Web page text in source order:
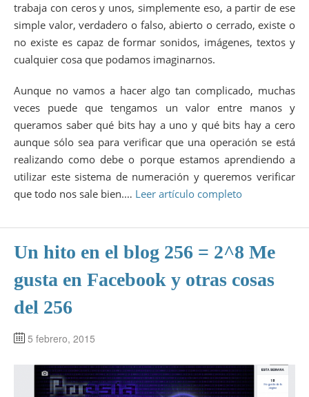
trabaja con ceros y unos, simplemente eso, a partir de ese
simple valor, verdadero o falso, abierto o cerrado, existe o
no existe es capaz de formar sonidos, imágenes, textos y
cualquier cosa que podamos imaginarnos.
Aunque no vamos a hacer algo tan complicado, muchas
veces puede que tengamos un valor entre manos y
queramos saber qué bits hay a uno y qué bits hay a cero
aunque sólo sea para verificar que una operación se está
realizando como debe o porque estamos aprendiendo a
utilizar este sistema de numeración y queremos verificar
que todo nos sale bien.… Leer artículo completo
Un hito en el blog 256 = 2^8 Me
gusta en Facebook y otras cosas
del 256
5 febrero, 2015